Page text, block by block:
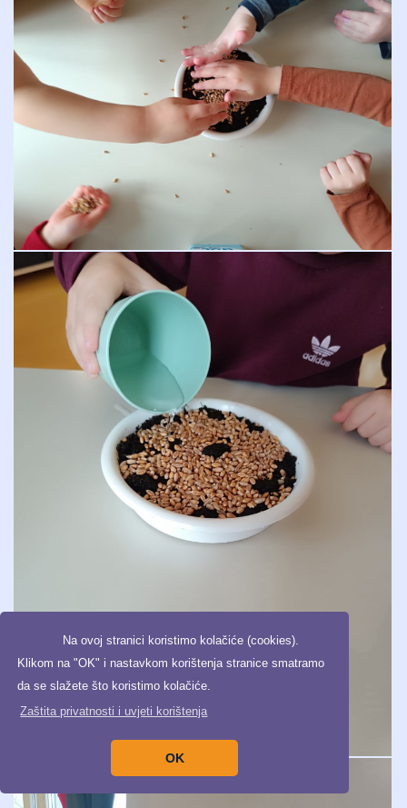
Na ovoj stranici koristimo kolačiće (cookies).
Klikom na "OK" i nastavkom korištenja stranice smatramo
da se slažete što koristimo kolačiće.
Zaštita privatnosti i uvjeti korištenja
OK